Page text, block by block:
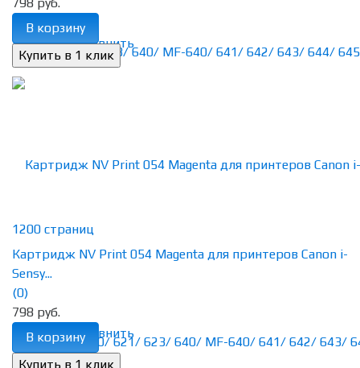
избранное сравнить
В корзину
избранное сравнить
Картридж NV Print 054 Magenta для принтеров Canon i-
Sensy...
(0)
798 руб.
В корзину